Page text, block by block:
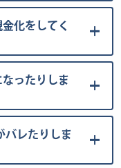
化をしてく
ったりしま
バレたりしま